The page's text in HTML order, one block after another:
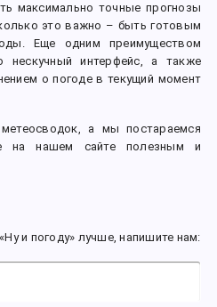
максимально точные прогнозы
это важно – быть готовым
Еще одним преимуществом
нескучный интерфейс, а также
о погоде в текущий момент
а мы постараемся
на нашем сайте полезным и
и по­го­ду» луч­ше, на­пи­ши­те нам: